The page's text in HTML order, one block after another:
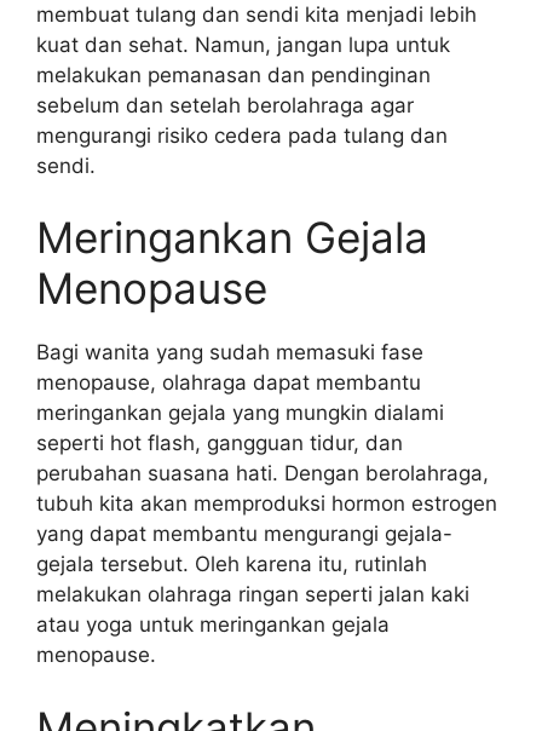
membuat tulang dan sendi kita menjadi lebih
kuat dan sehat. Namun, jangan lupa untuk
melakukan pemanasan dan pendinginan
sebelum dan setelah berolahraga agar
mengurangi risiko cedera pada tulang dan
sendi.
Meringankan Gejala
Menopause
Bagi wanita yang sudah memasuki fase
menopause, olahraga dapat membantu
meringankan gejala yang mungkin dialami
seperti hot flash, gangguan tidur, dan
perubahan suasana hati. Dengan berolahraga,
tubuh kita akan memproduksi hormon estrogen
yang dapat membantu mengurangi gejala-
gejala tersebut. Oleh karena itu, rutinlah
melakukan olahraga ringan seperti jalan kaki
atau yoga untuk meringankan gejala
menopause.